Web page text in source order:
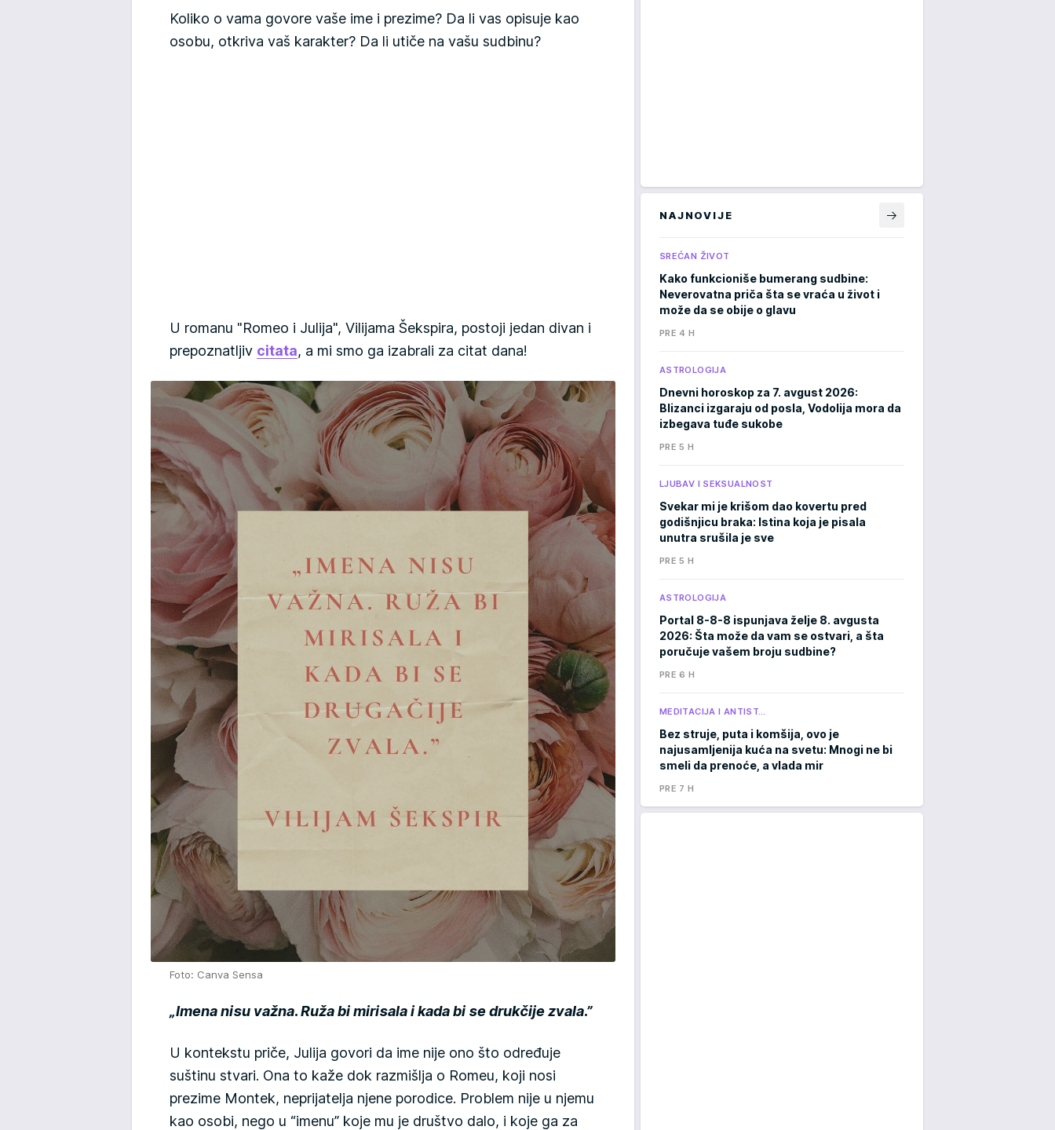
Koliko o vama govore vaše ime i prezime? Da li vas opisuje kao
osobu, otkriva vaš karakter? Da li utiče na vašu sudbinu?
U romanu "Romeo i Julija", Vilijama Šekspira, postoji jedan divan i
prepoznatljiv citata, a mi smo ga izabrali za citat dana!
Foto: Canva Sensa
„Imena nisu važna. Ruža bi mirisala i kada bi se drukčije zvala.”
U kontekstu priče, Julija govori da ime nije ono što određuje
suštinu stvari. Ona to kaže dok razmišlja o Romeu, koji nosi
prezime Montek, neprijatelja njene porodice. Problem nije u njemu
kao osobi, nego u “imenu” koje mu je društvo dalo, i koje ga za
NAJNOVIJE
SREĆAN ŽIVOT
Kako funkcioniše bumerang sudbine:
Neverovatna priča šta se vraća u život i
može da se obije o glavu
PRE 4 H
ASTROLOGIJA
Dnevni horoskop za 7. avgust 2026:
Blizanci izgaraju od posla, Vodolija mora da
izbegava tuđe sukobe
PRE 5 H
LJUBAV I SEKSUALNOST
Svekar mi je krišom dao kovertu pred
godišnjicu braka: Istina koja je pisala
unutra srušila je sve
PRE 5 H
ASTROLOGIJA
Portal 8-8-8 ispunjava želje 8. avgusta
2026: Šta može da vam se ostvari, a šta
poručuje vašem broju sudbine?
PRE 6 H
MEDITACIJA I ANTIST…
Bez struje, puta i komšija, ovo je
najusamljenija kuća na svetu: Mnogi ne bi
smeli da prenoće, a vlada mir
PRE 7 H